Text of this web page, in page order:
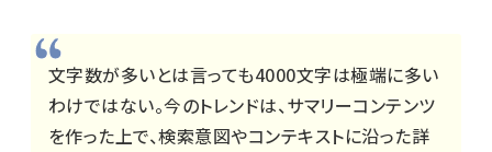
文字数が多いとは言っても4000文字は極端に多い
わけではない。今のトレンドは、サマリーコンテンツ
を作った上で、検索意図やコンテキストに沿った詳